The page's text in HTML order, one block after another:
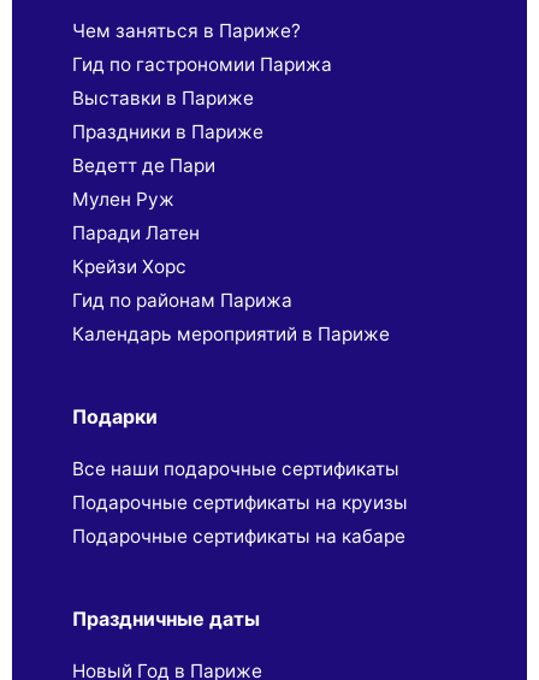
Чем заняться в Париже?
Гид по гастрономии Парижа
Выставки в Париже
Праздники в Париже
Ведетт де Пари
Мулен Руж
Паради Латен
Крейзи Хорс
Гид по районам Парижа
Календарь мероприятий в Париже
Подарки
Все наши подарочные сертификаты
Подарочные сертификаты на круизы
Подарочные сертификаты на кабаре
Праздничные даты
Новый Год в Париже